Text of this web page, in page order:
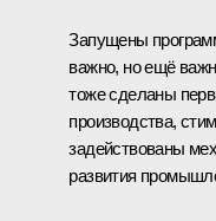
Запущены
важно, но ещё
тоже сделаны
производства,
задействованы
развития